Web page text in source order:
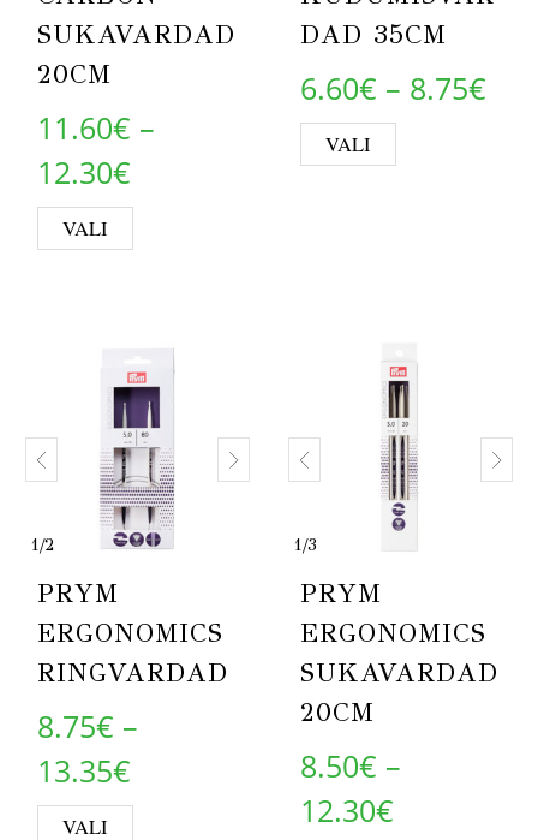
SUKAVARDAD
20CM
11.60€ –
12.30€ Price range: 11.60€ through
VALI
DAD 35CM
6.60€ – 8.75€
VALI
1/2
PRYM
ERGONOMICS
RINGVARDAD
8.75€ –
13.35€ Price range: 8.75€ through
VALI This product has multiple variants.
1/3
PRYM
ERGONOMICS
SUKAVARDAD
20CM
8.50€ –
12.30€